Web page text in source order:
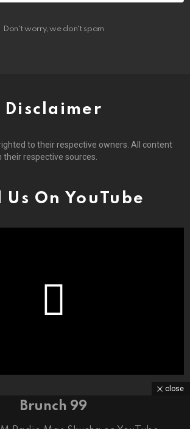
Don't worry, we don't spam
Disclaimer
to their respective owners. All content
respective sources.
Us On YouTube
Brunch 99
close